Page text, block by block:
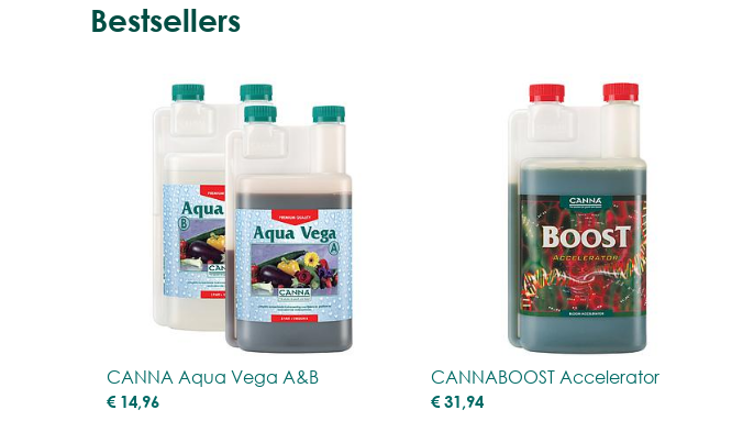
Bestsellers
CANNA Aqua Vega A&B
€ 14,96
CANNABOOST Accelerator
€31,94